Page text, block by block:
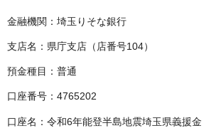
金融機関：埼玉りそな銀行
支店名：県庁支店（店番号104）
預金種目：普通
口座番号：4765202
口座名：令和6年能登半島地震埼玉県義援金